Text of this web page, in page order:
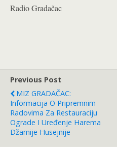
Radio Gradačac
Previous Post
MIZ GRADAČAC:
Informacija O Pripremnim
Radovima Za Restauraciju
Ograde I Uređenje Harema
Džamije Husejnije